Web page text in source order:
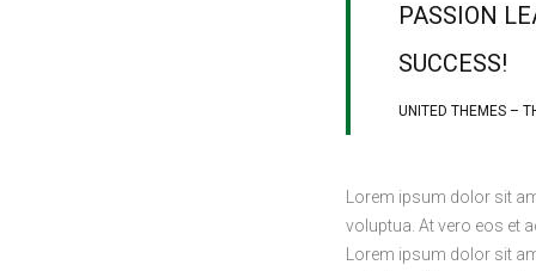
PASSION
SUCCESS!
UNITED THEMES –
Lorem ipsum dolor sit
voluptua. At vero eos et
Lorem ipsum dolor sit